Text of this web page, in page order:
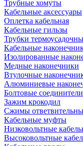
Трубные хомуты
Кабельные аксессуары
Оплетка кабельная
Кабельные гильзы
Трубки
Кабельные
Изолированные
Медные наконечники
Втулочные
Алюминиевые
Болтовые
Зажим крокодил
Сжимы
Кабельные муфты
Низковольтные
Высоковольтные